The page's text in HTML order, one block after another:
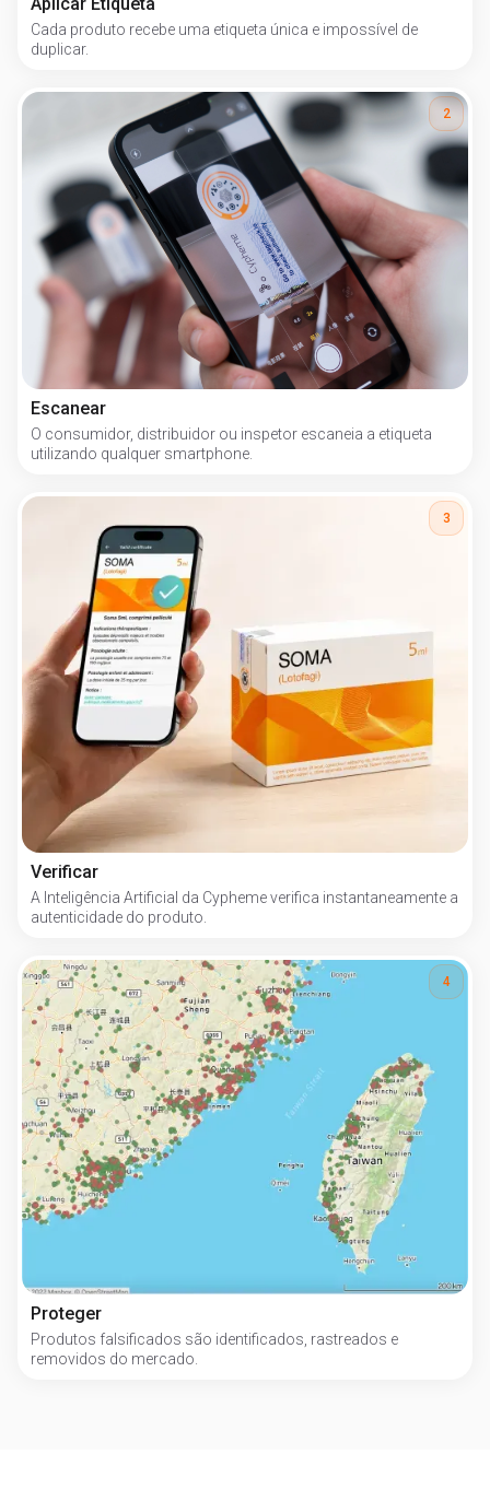
Cada produto recebe uma etiqueta única e impossível de
duplicar.
Escanear
O consumidor, distribuidor ou inspetor escaneia a etiqueta
utilizando qualquer smartphone.
2
Verificar
A Inteligência Artificial da Cypheme verifica instantaneamente a
autenticidade do produto.
3
Proteger
Produtos falsificados são identificados, rastreados e
removidos do mercado.
4